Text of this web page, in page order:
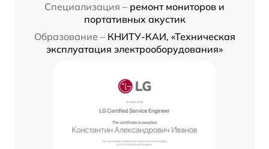
Специализация – ремонт мониторов и
портативных акустик
Образование – КНИТУ-КАИ, «Техническая
эксплуатация электрооборудования»